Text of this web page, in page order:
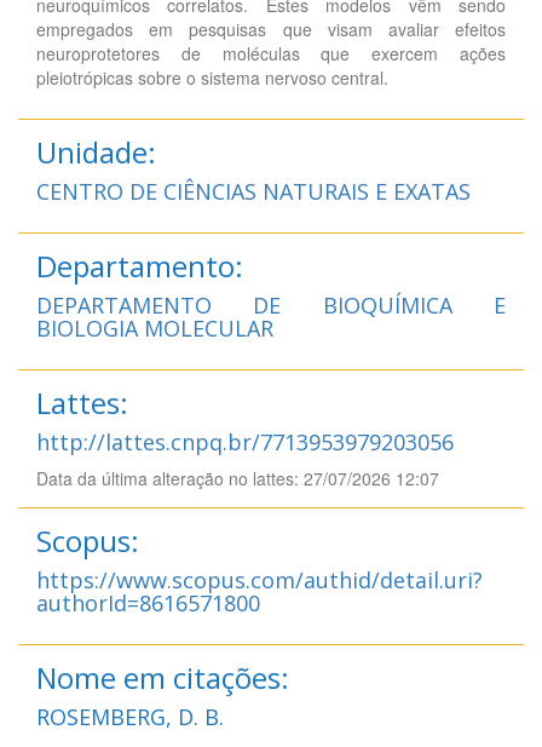
empregados em pesquisas que visam avaliar efeitos
neuroprotetores de moléculas que exercem ações
pleiotrópicas sobre o sistema nervoso central.
Unidade:
CENTRO DE CIÊNCIAS NATURAIS E EXATAS
Departamento:
DEPARTAMENTO DE BIOQUÍMICA E
BIOLOGIA MOLECULAR
Lattes:
http://lattes.cnpq.br/7713953979203056
Data da última alteração no lattes: 27/07/2026 12:07
Scopus:
https://www.scopus.com/authid/detail.uri?
authorId=8616571800
Nome em citações:
ROSEMBERG, D. B.